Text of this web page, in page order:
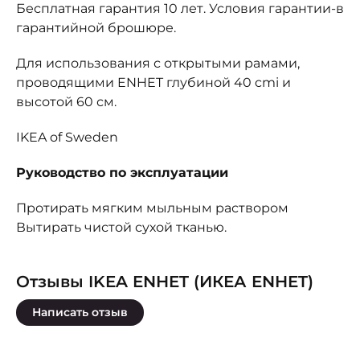
Бесплатная гарантия 10 лет. Условия гарантии-в
гарантийной брошюре.
Для использования с открытыми рамами,
проводящими ENHET глубиной 40 cmi и
высотой 60 см.
IKEA of Sweden
Руководство по эксплуатации
Протирать мягким мыльным раствором
Вытирать чистой сухой тканью.
Отзывы IKEA ENHET (ИКЕА ENHET)
Написать отзыв